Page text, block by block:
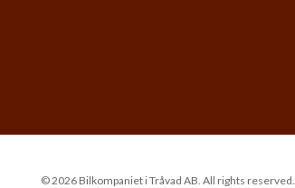
© 2026 Bilkompaniet i Tråvad AB. All rights reserved.